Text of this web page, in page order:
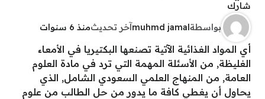
شارك
بواسطةmuhmd jamalآخر تحديثمنذ 6 سنوات
أي المواد الغذائية الآتية تصنعها البكتيريا في الأمعاء
الغليظة, من الأسئلة المهمة التي ترد في مادة العلوم
العامة, من المنهاج العلمي السعودي الشامل, الذي
يحاول أن يغطي كافة ما يدور من حل الطالب من علوم